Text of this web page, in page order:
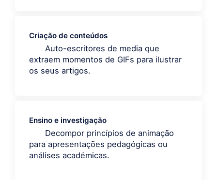
Criação de conteúdos
Auto-escritores de media que
extraem momentos de GIFs para ilustrar
os seus artigos.
Ensino e investigação
Decompor princípios de animação
para apresentações pedagógicas ou
análises académicas.